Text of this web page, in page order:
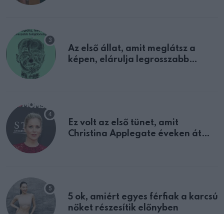
Az első állat, amit meglátsz a
képen, elárulja legrosszabb
Ez volt az első tünet, amit
Christina Applegate éveken át
5 ok, amiért egyes férfiak a karcsú
nőket részesítik előnyben